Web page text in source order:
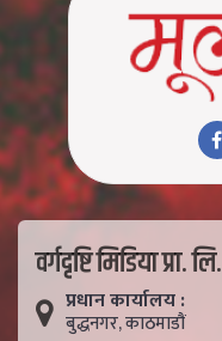
वर्गदृष्टि मिडिया प्रा. लि.
प्रधान कार्यालय :
बुद्धनगर, काठमाडाैं